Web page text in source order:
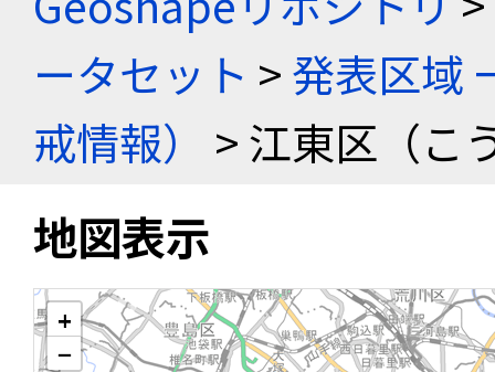
ータセット >発表区域
戒情報）
> 江東区（こ
地図表示
+
−